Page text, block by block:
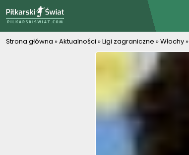
Strona główna »Aktualności »Ligi zagraniczne »Włochy »